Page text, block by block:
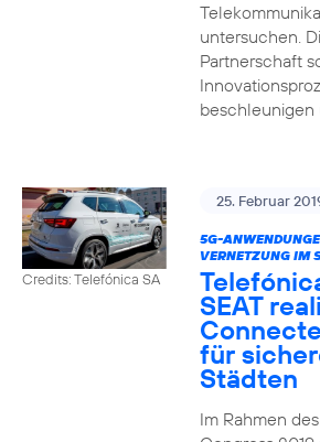
untersuchen.
Partnerschaft
beschleunigen
Credits: Telefónica SA
25. Februar
5G-
VERNETZUNG IM
SEAT
für
Städten
Im Rahmen